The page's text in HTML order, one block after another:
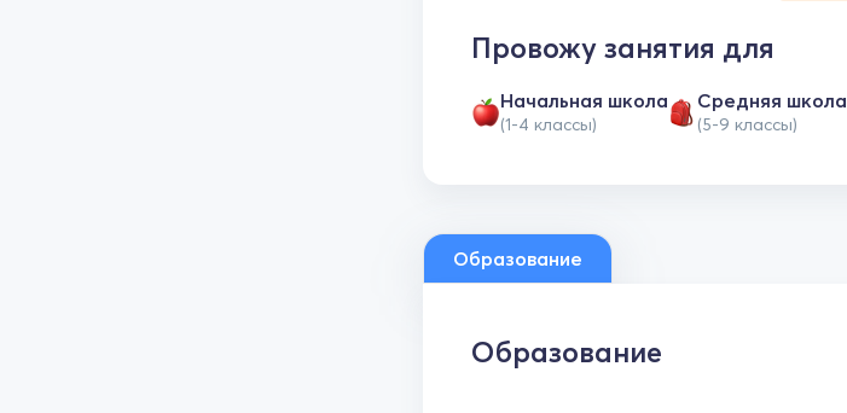
Провожу занятия для
Начальная школа
(1-4 классы)
Средняя школа
(5-9 классы)
Образование
Образование